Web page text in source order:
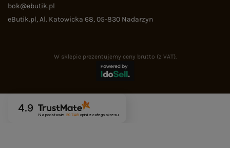
bok@ebutik.pl
eButik.pl,Al. Katowicka 68,05-830 Nadarzyn
W sklepie prezentujemy ceny brutto (z VAT).
4.9
Na podstawie 29 748 opinii z całego okresu